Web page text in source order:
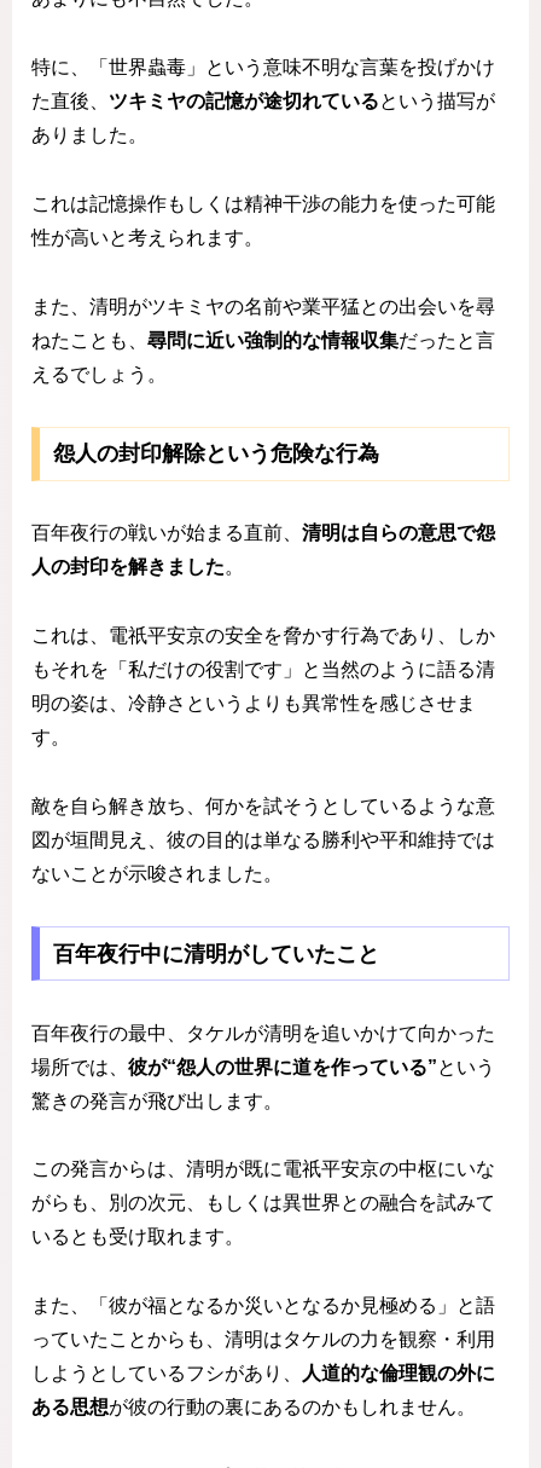
特に、「世界蟲毒」という意味不明な言葉を投げかけ
た直後、 ツキミヤの記憶が途切れているという描写が
ありました。
これは記憶操作もしくは精神干渉の能力を使った可能
性が高いと考えられます。
また、清明がツキミヤの名前や業平猛との出会いを尋
ねたことも、 尋問に近い強制的な情報収集だったと言
えるでしょう。
怨人の封印解除という危険な行為
百年夜行の戦いが始まる直前、 清明は自らの意思で怨
人の封印を解きました。
これは、電祇平安京の安全を脅かす行為であり、しか
もそれを「私だけの役割です」と当然のように語る清
明の姿は、冷静さというよりも異常性を感じさせま
す。
敵を自ら解き放ち、何かを試そうとしているような意
図が垣間見え、彼の目的は単なる勝利や平和維持では
ないことが示唆されました。
百年夜行中に清明がしていたこと
百年夜行の最中、タケルが清明を追いかけて向かった
場所では、 彼が“怨人の世界に道を作っている”という
驚きの発言が飛び出します。
この発言からは、清明が既に電祇平安京の中枢にいな
がらも、別の次元、もしくは異世界との融合を試みて
いるとも受け取れます。
また、「彼が福となるか災いとなるか見極める」と語
っていたことからも、清明はタケルの力を観察・利用
しようとしているフシがあり、
人道的な倫理観の外に
ある思想が彼の行動の裏にあるのかもしれません。